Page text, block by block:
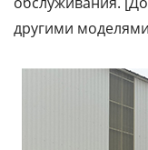
другими